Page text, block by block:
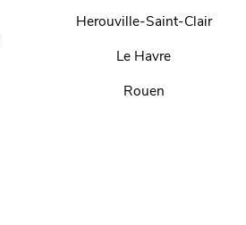
Herouville-Saint-Clair
Le Havre
Rouen